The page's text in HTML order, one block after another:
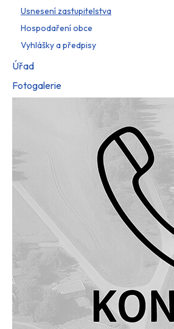
Usnesení zastupitelstva
Hospodaření obce
Vyhlášky a předpisy
Úřad
Fotogalerie